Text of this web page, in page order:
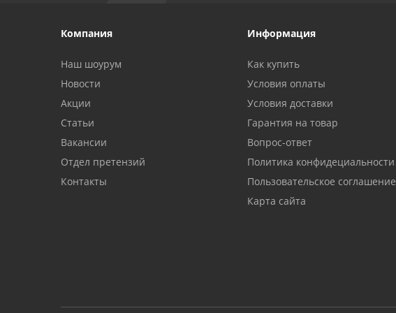
Компания
Наш шоурум
Новости
Акции
Статьи
Вакансии
Отдел претензий
Контакты
Информация
Как купить
Условия оплаты
Условия доставки
Гарантия на товар
Вопрос-ответ
Политика конфидециальности
Пользовательское соглашение
Карта сайта